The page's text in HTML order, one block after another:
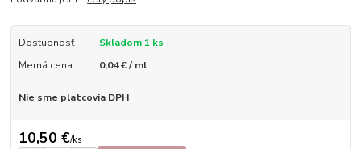
Dostupnosť
Skladom 1 ks
Merná cena
0,04 € / ml
Nie sme platcovia DPH
10,50 €/ks